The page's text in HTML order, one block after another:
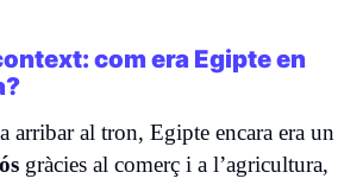
com era Egipte en
arribar al tron, Egipte encara era un
gràcies al comerç i a l’agricultura,